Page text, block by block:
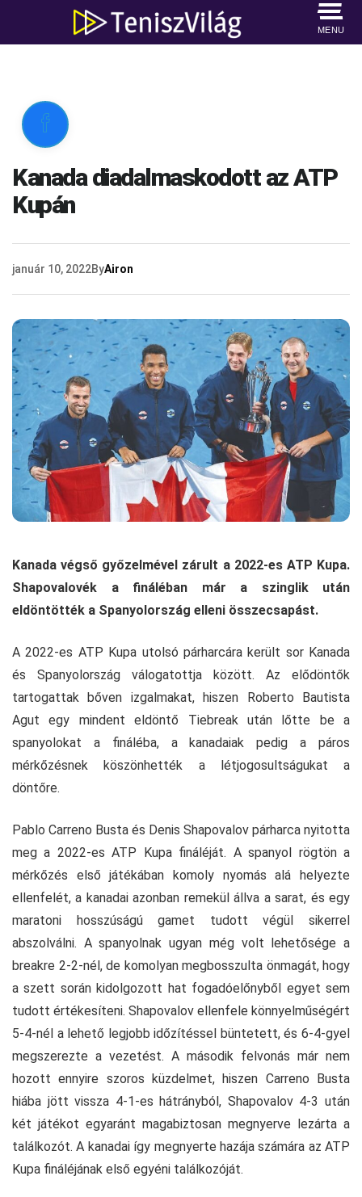
MENU

Kanada diadalmaskodott az ATP
Kupán
január 10, 2022ByAiron
Kanada végső győzelmével zárult a 2022-es ATP Kupa.
Shapovalovék a fináléban már a szinglik után
eldöntötték a Spanyolország elleni összecsapást.
A 2022-es ATP Kupa utolsó párharcára került sor Kanada
és Spanyolország válogatottja között. Az elődöntők
tartogattak bőven izgalmakat, hiszen Roberto Bautista
Agut egy mindent eldöntő Tiebreak után lőtte be a
spanyolokat a fináléba, a kanadaiak pedig a páros
mérkőzésnek köszönhették a létjogosultságukat a
döntőre.
Pablo Carreno Busta és Denis Shapovalov párharca nyitotta
meg a 2022-es ATP Kupa fináléját. A spanyol rögtön a
mérkőzés első játékában komoly nyomás alá helyezte
ellenfelét, a kanadai azonban remekül állva a sarat, és egy
maratoni hosszúságú gamet tudott végül sikerrel
abszolválni. A spanyolnak ugyan még volt lehetősége a
breakre 2-2-nél, de komolyan megbosszulta önmagát, hogy
a szett során kidolgozott hat fogadóelőnyből egyet sem
tudott értékesíteni. Shapovalov ellenfele könnyelműségért
5-4-nél a lehető legjobb időzítéssel büntetett, és 6-4-gyel
megszerezte a vezetést. A második felvonás már nem
hozott ennyire szoros küzdelmet, hiszen Carreno Busta
hiába jött vissza 4-1-es hátrányból, Shapovalov 4-3 után
két játékot egyaránt magabiztosan megnyerve lezárta a
találkozót. A kanadai így megnyerte hazája számára az ATP
Kupa fináléjának első egyéni találkozóját.